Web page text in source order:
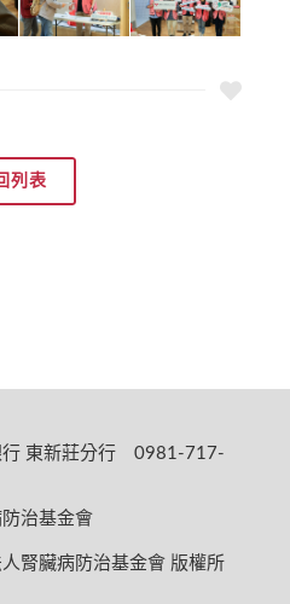
列表
行 東新莊分行 0981-717-
治基金會
腎臟病防治基金會 版權所